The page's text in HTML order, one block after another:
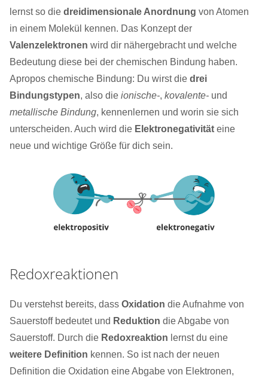
lernst so die dreidimensionale Anordnung von Atomen
in einem Molekül kennen. Das Konzept der
Valenzelektronen wird dir nähergebracht und welche
Bedeutung diese bei der chemischen Bindung haben.
Apropos chemische Bindung: Du wirst die drei
Bindungstypen, also die ionische-, kovalente- und
metallische Bindung, kennenlernen und worin sie sich
unterscheiden. Auch wird die Elektronegativität eine
neue und wichtige Größe für dich sein.
Redoxreaktionen
Du verstehst bereits, dass Oxidation die Aufnahme von
Sauerstoff bedeutet und Reduktion die Abgabe von
Sauerstoff. Durch die Redoxreaktion lernst du eine
weitere Definition kennen. So ist nach der neuen
Definition die Oxidation eine Abgabe von Elektronen,